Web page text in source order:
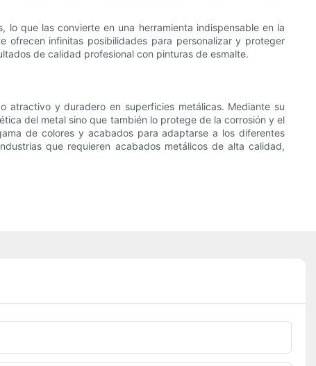
que las convierte en una herramienta indispensable en la
ofrecen infinitas posibilidades para personalizar y proteger
de calidad profesional con pinturas de esmalte.
atractivo y duradero en superficies metálicas. Mediante su
del metal sino que también lo protege de la corrosión y el
de colores y acabados para adaptarse a los diferentes
que requieren acabados metálicos de alta calidad,